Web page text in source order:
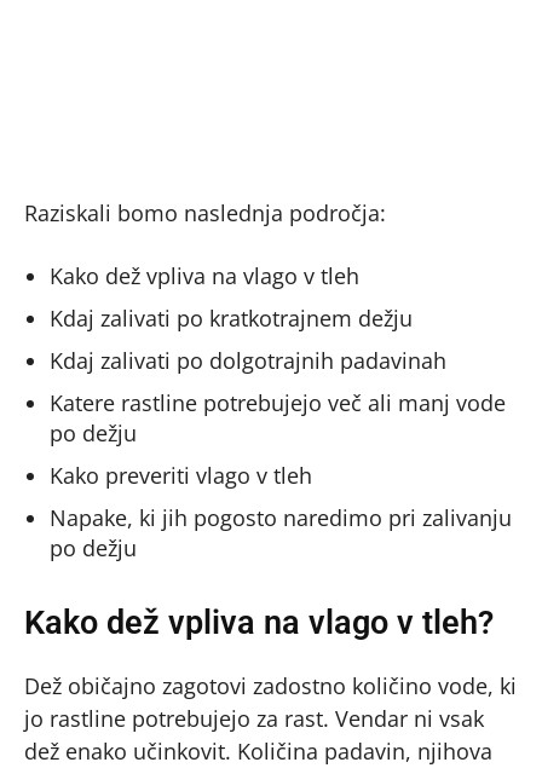
Raziskali bomo naslednja področja:
Kako dež vpliva na vlago v tleh
Kdaj zalivati po kratkotrajnem dežju
Kdaj zalivati po dolgotrajnih padavinah
Katere rastline potrebujejo več ali manj vode
po dežju
Kako preveriti vlago v tleh
Napake, ki jih pogosto naredimo pri zalivanju
po dežju
Kako dež vpliva na vlago v tleh?
Dež običajno zagotovi zadostno količino vode, ki
jo rastline potrebujejo za rast. Vendar ni vsak
dež enako učinkovit. Količina padavin, njihova